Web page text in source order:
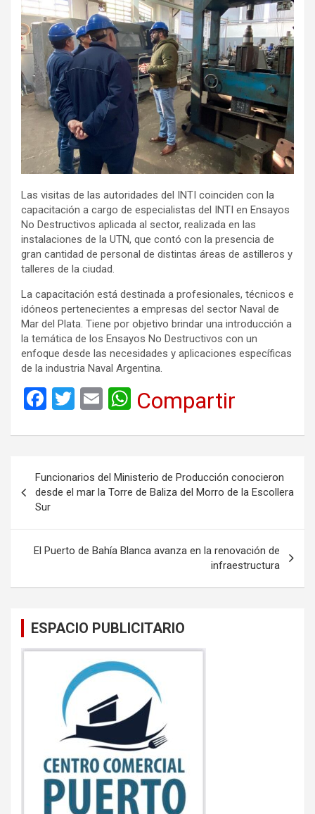
Las visitas de las autoridades del INTI coinciden con la
capacitación a cargo de especialistas del INTI en Ensayos
No Destructivos aplicada al sector, realizada en las
instalaciones de la UTN, que contó con la presencia de
gran cantidad de personal de distintas áreas de astilleros y
talleres de la ciudad.
La capacitación está destinada a profesionales, técnicos e
idóneos pertenecientes a empresas del sector Naval de
Mar del Plata. Tiene por objetivo brindar una introducción a
la temática de los Ensayos No Destructivos con un
enfoque desde las necesidades y aplicaciones específicas
de la industria Naval Argentina.
F
ce
b
o
o
k
T
tt
er
E
ail
W
at
s
A
p
Compartir
de
entradas
Funcionarios del Ministerio de Producción conocieron
desde el mar la Torre de Baliza del Morro de la Escollera
Sur
El Puerto de Bahía Blanca avanza en la renovación de
infraestructura
ESPACIO PUBLICITARIO